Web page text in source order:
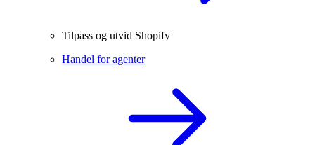
Tilpass og utvid Shopify
Handel for agenter